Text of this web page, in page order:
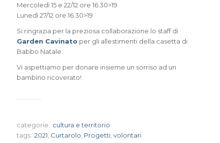
Mercoledì 15 e 22/12 ore 16.30>19
Lunedì 27/12 ore 16.30>19
Si ringrazia per la preziosa collaborazione lo staff di
Garden Cavinato per gli allestimenti della casetta di
Babbo Natale.
Vi aspettiamo per donare insieme un sorriso ad un
bambino ricoverato!
categorie: cultura e territorio
tags: 2021 Curtarolo Progetti, volontari